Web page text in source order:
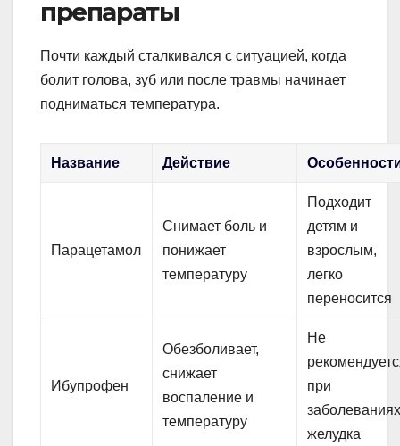
препараты
Почти каждый сталкивался с ситуацией, когда
болит голова, зуб или после травмы начинает
подниматься температура.
Название Действие
Парацетамол
Снимает боль и
понижает
температуру
Подходит
детям и
взрослым,
легко
переносится
Ибупрофен
Обезболивает,
снижает
воспаление и
температуру
Не
при
желудка